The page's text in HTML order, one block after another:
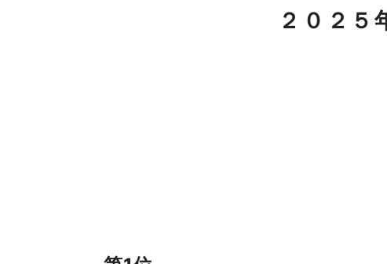
２０２